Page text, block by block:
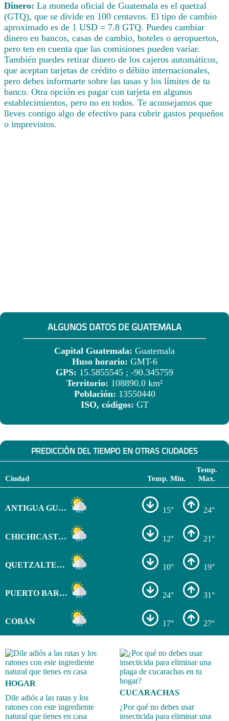
Dinero: La moneda oficial de Guatemala es el quetzal
(GTQ), que se divide en 100 centavos. El tipo de cambio
aproximado es de 1 USD = 7.8 GTQ. Puedes cambiar
dinero en bancos, casas de cambio, hoteles o aeropuertos,
pero ten en cuenta que las comisiones pueden variar.
También puedes retirar dinero de los cajeros automáticos,
que aceptan tarjetas de crédito o débito internacionales,
pero debes informarte sobre las tasas y los límites de tu
banco. Otra opción es pagar con tarjeta en algunos
establecimientos, pero no en todos. Te aconsejamos que
lleves contigo algo de efectivo para cubrir gastos pequeños
o imprevistos.
ALGUNOS DATOS DE GUATEMALA
Capital Guatemala: Guatemala
Huso horario: GMT-6
GPS: 15.5855545 ; -90.345759
Territorio: 108890.0 km²
Población: 13550440
ISO, códigos: GT
PREDICCIÓN DEL TIEMPO EN OTRAS CIUDADES
Ciudad Temp. Min.
Temp.
Max.
ANTIGUA GUATEMALA 15° 24°
CHICHICASTENANGO 12° 21°
QUETZALTENANGO 10° 19°
PUERTO BARRIOS 24° 31°
COBÁN 17° 27°
HOGAR
Dile adiós a las ratas y los
ratones con este ingrediente
natural que tienes en casa
CUCARACHAS
¿Por qué no debes usar
insecticida para eliminar una